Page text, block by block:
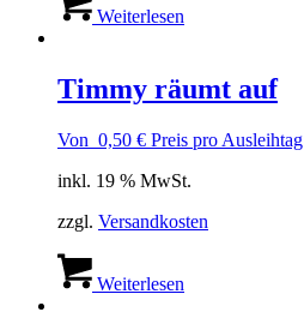
Weiterlesen
Timmy räumt auf
Von 0,50 € Preis pro Ausleihtag
inkl. 19 % MwSt.
zzgl. Versandkosten
Weiterlesen